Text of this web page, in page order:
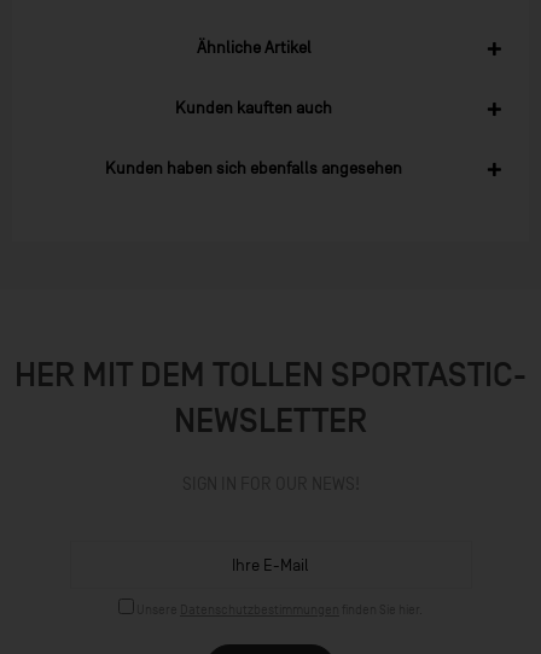
Ähnliche Artikel
Kunden kauften auch
Kunden haben sich ebenfalls angesehen
HER MIT DEM TOLLEN SPORTASTIC-
NEWSLETTER